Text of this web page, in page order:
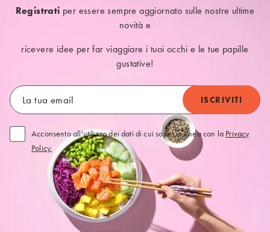
Registrati per essere sempre aggiornato sulle nostre ultime
novità e
ricevere idee per far viaggiare i tuoi occhi e le tue papille
gustative!
Acconsento all'utilizzo dei dati di cui sopra in linea con la Privacy
Policy.